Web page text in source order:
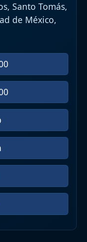
Santo Tomás,
de México,